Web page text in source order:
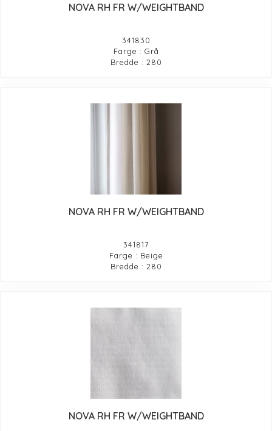
NOVA RH FR W/WEIGHTBAND
341830
Farge : Grå
Bredde : 280
NOVA RH FR W/WEIGHTBAND
341817
Farge : Beige
Bredde : 280
NOVA RH FR W/WEIGHTBAND